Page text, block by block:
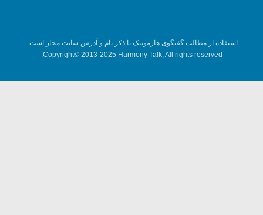
استفاده از مطالب گفتگوی هارمونیک با ذکر نام و آدرس سایت مجاز است -
Copyright© 2013-2025 Harmony Talk, All rights reserved.